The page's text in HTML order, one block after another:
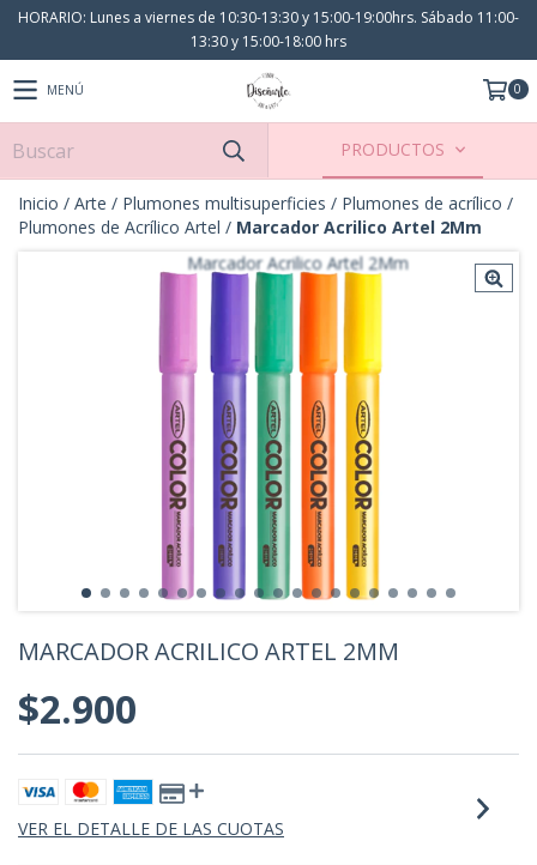
HORARIO: Lunes a viernes de 10:30-13:30 y 15:00-19:00hrs. Sábado 11:00-
13:30 y 15:00-18:00 hrs
MENÚ 0
PRODUCTOS
Inicio / Arte / Plumones multisuperficies / Plumones de acrílico /
Plumones de Acrílico Artel / Marcador Acrilico Artel 2Mm
MARCADOR ACRILICO ARTEL 2MM
$2.900
VER EL DETALLE DE LAS CUOTAS